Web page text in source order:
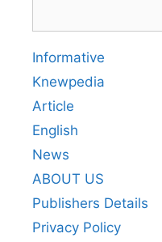
Informative
Knewpedia
Article
English
News
ABOUT US
Publishers Details
Privacy Policy